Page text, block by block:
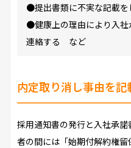
●提出書類に不実な記載を
●健康上の理由により入社
連絡する など
内定取り消し事由を記
採用通知書の発行と入社承
者の間には「始期付解約権